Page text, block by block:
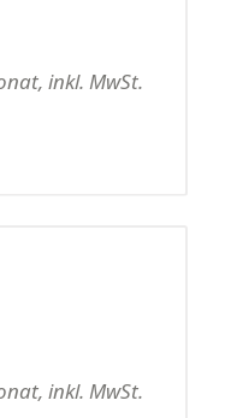
inkl. MwSt.
inkl. MwSt.